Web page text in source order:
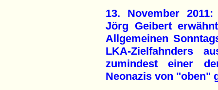
13. November
Jörg Geibert
Allgemeinen
LKA-Zielfahnders
zumindest einer
Neonazis von "oben"